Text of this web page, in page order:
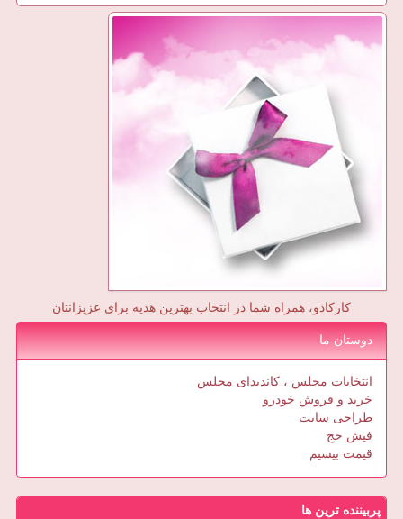
کارکادو، همراه شما در انتخاب بهترین هدیه برای عزیزانتان
دوستان ما
انتخابات مجلس ، کاندیدای مجلس
خرید و فروش خودرو
طراحی سایت
فیش حج
قیمت بیسیم
پربیننده ترین ها